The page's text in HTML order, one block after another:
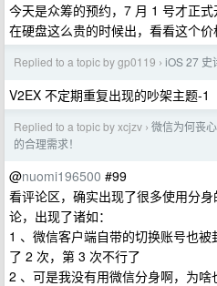
今天是众筹的预约，7 月 1 号才正
在硬盘这么贵的时候出，看看这个
Replied to a topic by gp0119 › iOS 27 史
V2EX 不定期重复出现的吵架主题-1
Replied to a topic by xcjzv › 微信为何丧
的合理需求！
@nuomi196500 #99
看评论区，确实出现了很多使用分
论，出现了诸如：
1 、微信客户端自带的切换账号也
了 2 次，第 3 次不行了
2 、可是我没有用微信分身啊，为